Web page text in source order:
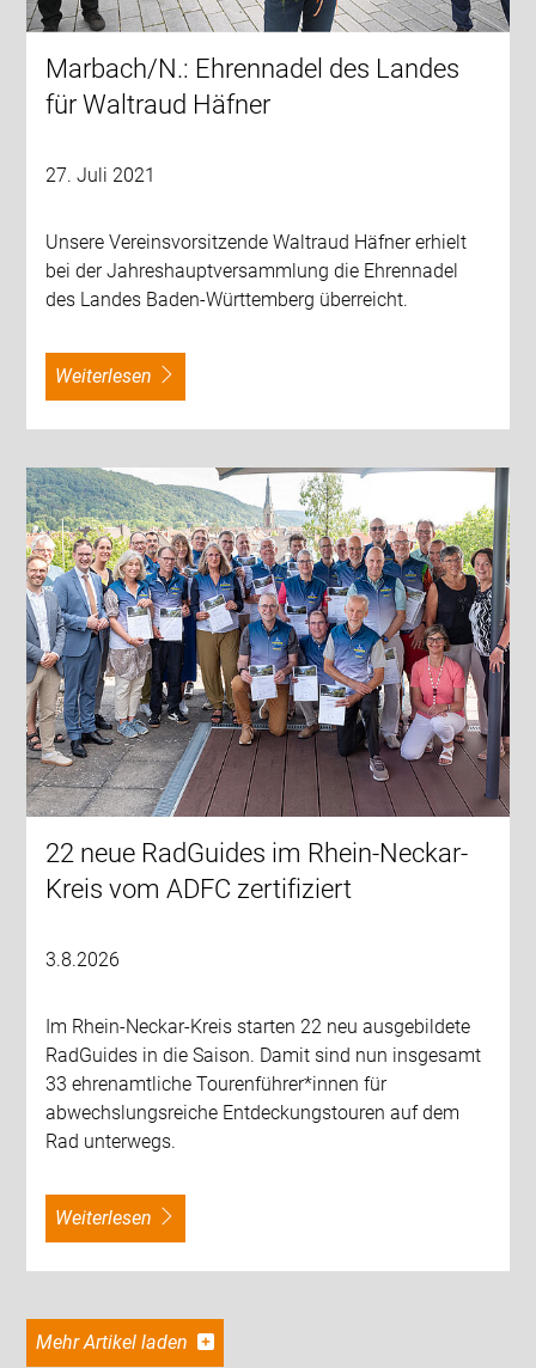
Marbach/N.: Ehrennadel des Landes
für Waltraud Häfner
27. Juli 2021
Unsere Vereinsvorsitzende Waltraud Häfner erhielt
bei der Jahreshauptversammlung die Ehrennadel
des Landes Baden-Württemberg überreicht.
weiterlesen
22 neue RadGuides im Rhein-Neckar-
Kreis vom ADFC zertifiziert
3.8.2026
Im Rhein-Neckar-Kreis starten 22 neu ausgebildete
RadGuides in die Saison. Damit sind nun insgesamt
33 ehrenamtliche Tourenführer*innen für
abwechslungsreiche Entdeckungstouren auf dem
Rad unterwegs.
weiterlesen
Mehr Artikel laden